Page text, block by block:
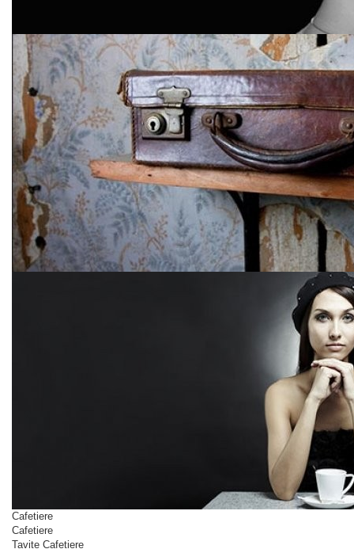
Cafetiere
Cafetiere
Tavite Cafetiere